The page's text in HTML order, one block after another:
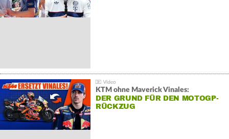
KTM ohne Maverick Vinales:
DER GRUND FÜR DEN MOTOGP-
RÜCKZUG